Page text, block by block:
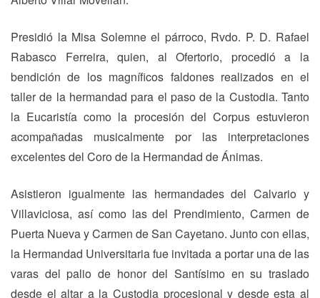
Presidió la Misa Solemne el párroco, Rvdo. P. D. Rafael
Rabasco Ferreira, quien, al Ofertorio, procedió a la
bendición de los magníficos faldones realizados en el
taller de la hermandad para el paso de la Custodia. Tanto
la Eucaristía como la procesión del Corpus estuvieron
acompañadas musicalmente por las interpretaciones
excelentes del Coro de la Hermandad de Ánimas.
Asistieron igualmente las hermandades del Calvario y
Villaviciosa, así como las del Prendimiento, Carmen de
Puerta Nueva y Carmen de San Cayetano. Junto con ellas,
la Hermandad Universitaria fue invitada a portar una de las
varas del palio de honor del Santísimo en su traslado
desde el altar a la Custodia procesional y desde esta al